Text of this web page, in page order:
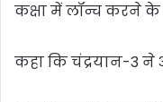
कक्षा में लॉन्च करने के
कहा कि चंद्रयान-3 ने